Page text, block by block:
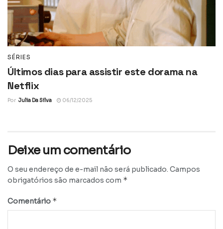
SÉRIES
Últimos dias para assistir este dorama na
Netflix
Por Julia Da Silva 06/12/2025
Deixe um comentário
O seu endereço de e-mail não será publicado. Campos
obrigatórios são marcados com *
Comentário *